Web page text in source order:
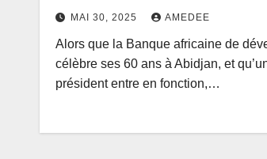
MATUNGULU)
MAI 30, 2025 AMEDEE
Alors que la Banque africaine de
célèbre ses 60 ans à Abidjan, et
président entre en fonction,…
avec